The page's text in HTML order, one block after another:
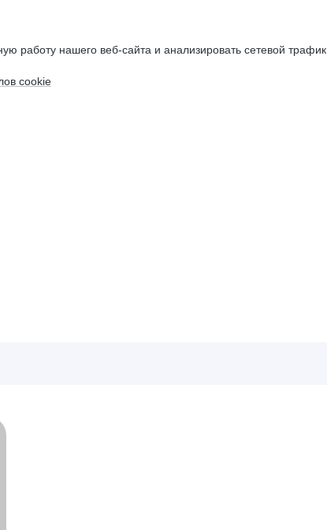
работу нашего веб-сайта и анализировать сетевой трафик.
cookie